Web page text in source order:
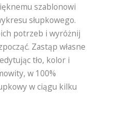
szablonowi
słupkowego.
potrzeb i wyróżnij
Zastąp własne
tło, kolor i
w 100%
w ciągu kilku